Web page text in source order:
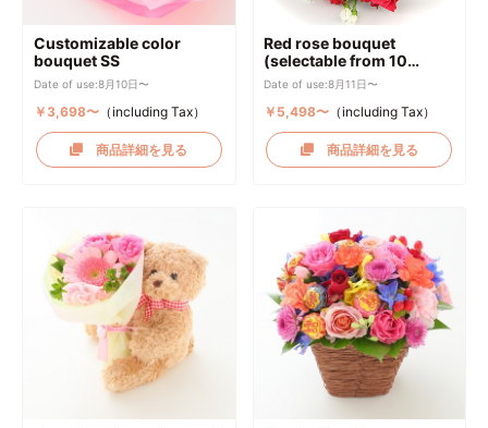
Customizable color
bouquet SS
Date of use:8月10日〜
￥3,698〜（including Tax）
商品詳細を見る
Red rose bouquet
(selectable from 10
roses)
Date of use:8月11日〜
￥5,498〜 （including Tax）
商品詳細を見る